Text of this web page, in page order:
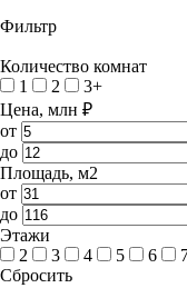
Фильтр
Количество комнат
1
2
3+
Цена, млн ₽
от
до
Площадь, м2
от
до
Этажи
2
3 4 5 6
Сбросить